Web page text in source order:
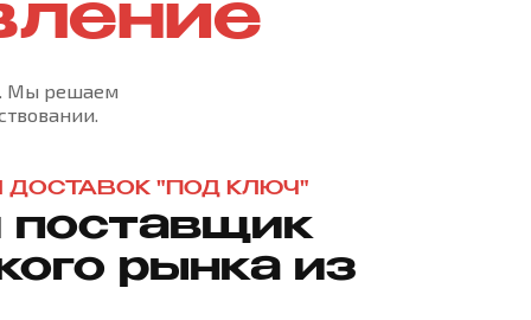
Мы решаем
ДОСТАВОК "ПОД КЛЮЧ"
поставщик
рынка из